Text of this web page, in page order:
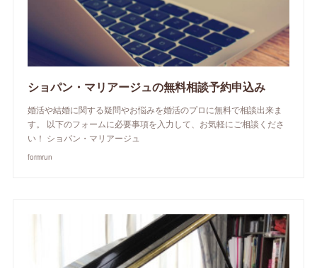
ショパン・マリアージュの無料相談予約申込み
婚活や結婚に関する疑問やお悩みを婚活のプロに無料で相談出来ま
す。 以下のフォームに必要事項を入力して、お気軽にご相談くださ
い！ ショパン・マリアージュ
formrun